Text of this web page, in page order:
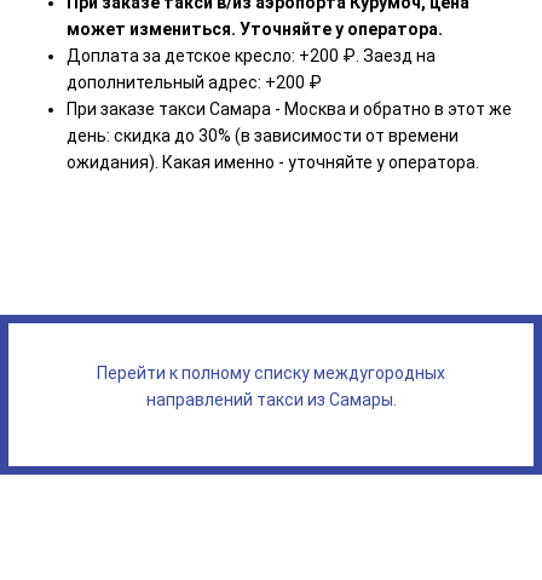
может измениться. Уточняйте у оператора.
Доплата за детское кресло: +200 ₽. Заезд на
дополнительный адрес: +200 ₽
При заказе такси Самара - Москва и обратно в этот же
день: скидка до 30% (в зависимости от времени
ожидания). Какая именно - уточняйте у оператора.
Перейти к полному списку междугородных
направлений такси из Самары.